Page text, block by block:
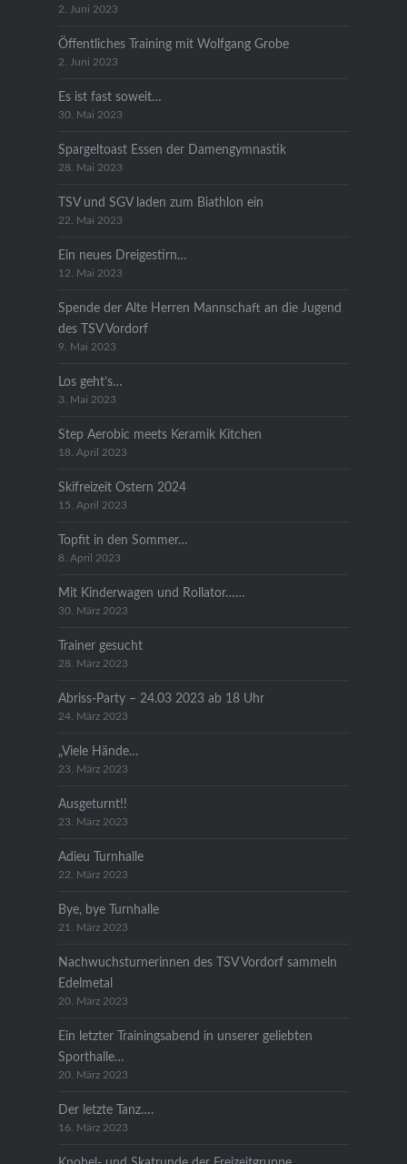
2. Juni 2023
Öffentliches Training mit Wolfgang Grobe
2. Juni 2023
Es ist fast soweit…
30. Mai 2023
Spargeltoast Essen der Damengymnastik
28. Mai 2023
TSV und SGV laden zum Biathlon ein
22. Mai 2023
Ein neues Dreigestirn…
12. Mai 2023
Spende der Alte Herren Mannschaft an die Jugend
des TSV Vordorf
9. Mai 2023
Los geht’s…
3. Mai 2023
Step Aerobic meets Keramik Kitchen
18. April 2023
Skifreizeit Ostern 2024
15. April 2023
Topfit in den Sommer…
8. April 2023
Mit Kinderwagen und Rollator……
30. März 2023
Trainer gesucht
28. März 2023
Abriss-Party – 24.03 2023 ab 18 Uhr
24. März 2023
„Viele Hände…
23. März 2023
Ausgeturnt!!
23. März 2023
Adieu Turnhalle
22. März 2023
Bye, bye Turnhalle
21. März 2023
Nachwuchsturnerinnen des TSV Vordorf sammeln
Edelmetal
20. März 2023
Ein letzter Trainingsabend in unserer geliebten
Sporthalle…
20. März 2023
Der letzte Tanz….
16. März 2023